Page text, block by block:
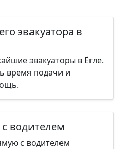
эвакуатора в
эвакуаторы в Ёгле.
время подачи и
водителем
с водителем